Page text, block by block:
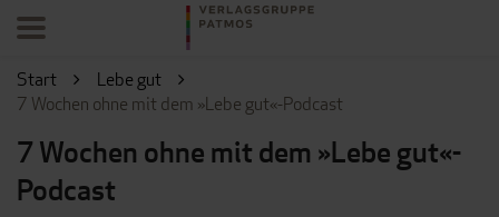
Start
Lebe gut
7 Wochen ohne mit dem »Lebe gut«-Podcast
7 Wochen ohne mit dem »Lebe gut«-
Podcast